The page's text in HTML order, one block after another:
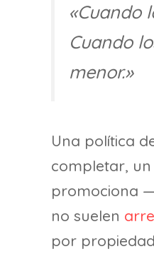
«Cuando
Cuando
menor.»
Una política
completar,
promociona
no suelen
por